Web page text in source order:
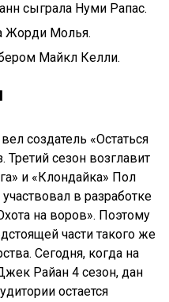
сыграла Нуми Рапас.
Жорди Молья.
Майкл Келли.
создатель «Остаться
сезон возглавит
и «Клондайка» Пол
в разработке
на воров». Поэтому
части такого же
Сегодня, когда на
Райан 4 сезон, дан
остается